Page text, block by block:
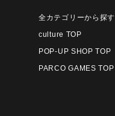
全カテゴリーから探す
culture TOP
POP-UP SHOP TOP
PARCO GAMES TOP